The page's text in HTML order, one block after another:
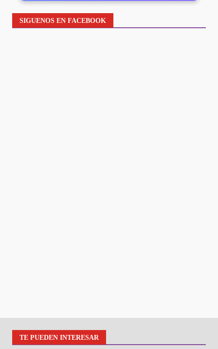
SIGUENOS EN FACEBOOK
TE PUEDEN INTERESAR